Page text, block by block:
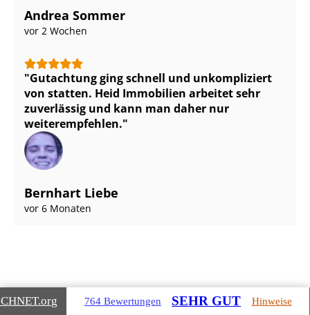
Andrea Sommer
vor 2 Wochen
Gutachtung ging schnell und unkompliziert
von statten. Heid Immobilien arbeitet sehr
zuverlässig und kann man daher nur
weiterempfehlen.
Bernhart Liebe
vor 6 Monaten
.org 764 Bewertungen SEHR GUT Hinweise